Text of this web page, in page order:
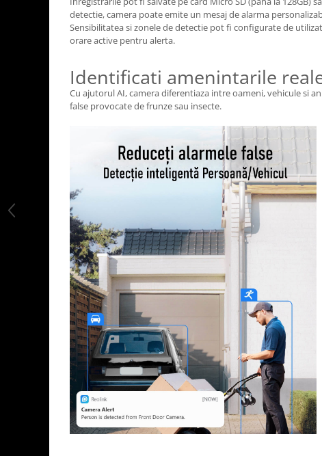
detectie, camera poate emite un mesaj de alarma
Sensibilitatea si zonele de detectie pot fi configurate de
orare active pentru alerta.
Identificati amenintarile
Cu ajutorul AI, camera diferentiaza intre oameni, vehicule si
false provocate de frunze sau insecte.